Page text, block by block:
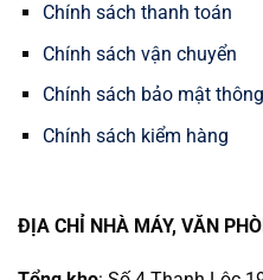
Chính sách thanh toán
Chính sách vận chuyển
Chính sách bảo mật
Chính sách kiểm hàng
ĐỊA CHỈ NHÀ MÁY, VĂN